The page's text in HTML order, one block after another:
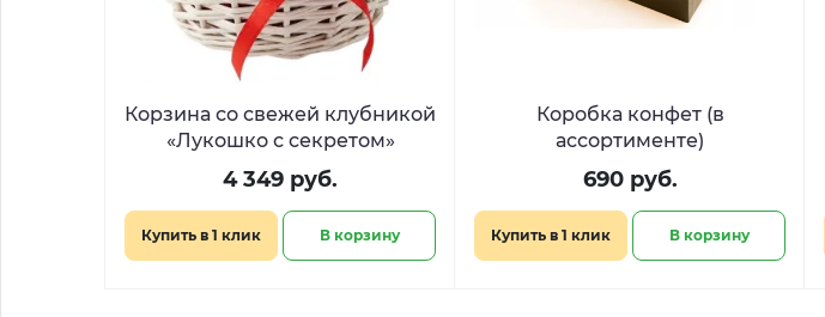
Корзина со свежей клубникой
«Лукошко с секретом»
4 349 руб.
Купить в 1 клик В корзину
Коробка конфет (в
ассортименте)
690 руб.
Купить в 1 клик В корзину